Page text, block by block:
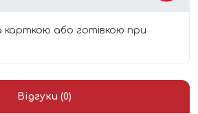
або готівкою при
Відгуки (0)